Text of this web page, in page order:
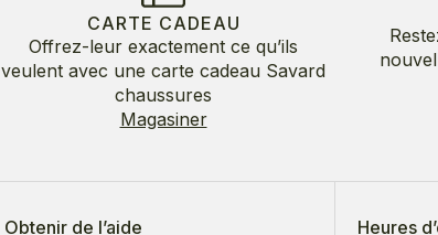
CARTE CADEAU
Offrez-leur exactement ce qu’ils
veulent avec une carte cadeau Savard
chaussures
Magasiner
Obtenir de l’aide Heures